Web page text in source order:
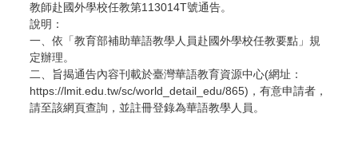
教師赴國外學校任教第113014T號通告。
說明：
一、依「教育部補助華語教學人員赴國外學校任教要點」規
定辦理。
二、旨揭通告內容刊載於臺灣華語教育資源中心(網址：
https://lmit.edu.tw/sc/world_detail_edu/865)，有意申請者，
請至該網頁查詢，並註冊登錄為華語教學人員。